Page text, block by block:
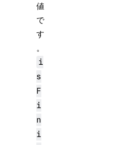
値
で
す
。
i
s
F
i
n
i